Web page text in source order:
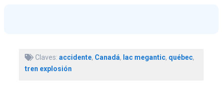
Claves: accidente, Canadá, lac megantic, québec,
tren explosión